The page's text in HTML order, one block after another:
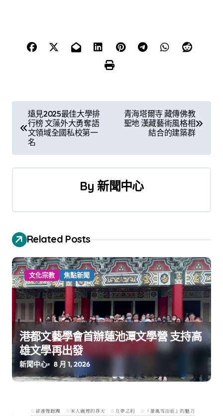
章
導
覽
遠見2025最佳大學排
行榜 文藻外大勇奪語
文領域全國私校第一
名
青海塔爾寺 藏傳佛教
聖地 漢藏藝術風格相
結合的建築群
By 新聞中心
Related Posts
文化宗教 焦點新聞
港都文藝學會首辦蓮池潭文學營 支持高
雄文學再出發
新聞中心 8 月 1, 2026